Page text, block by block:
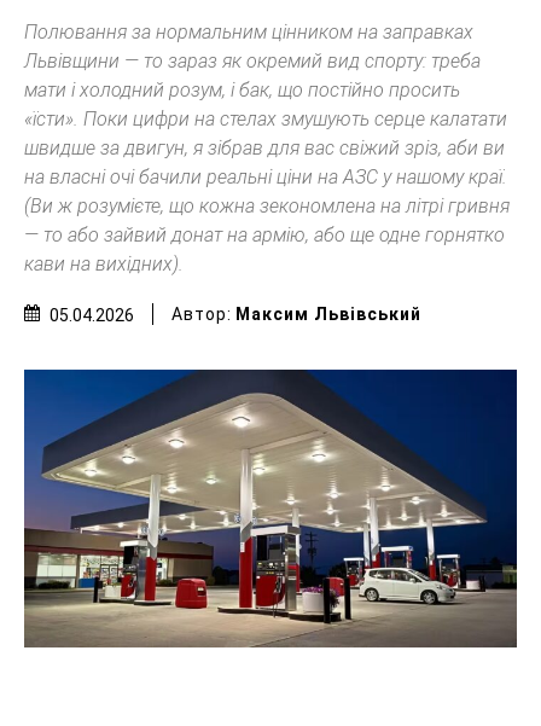
Полювання за нормальним цінником на заправках
Львівщини — то зараз як окремий вид спорту: треба
мати і холодний розум, і бак, що постійно просить
«їсти». Поки цифри на стелах змушують серце калатати
швидше за двигун, я зібрав для вас свіжий зріз, аби ви
на власні очі бачили реальні ціни на АЗС у нашому краї.
(Ви ж розумієте, що кожна зекономлена на літрі гривня
— то або зайвий донат на армію, або ще одне горнятко
кави на вихідних).
05.04.2026 Автор: Максим Львівський